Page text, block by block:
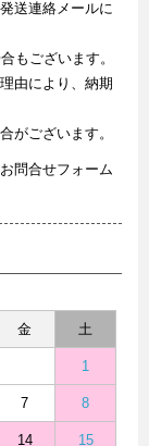
送連絡メールに
もございます。
由により、納期
がございます。
問合せフォーム
金 土
1
7 8
14 15